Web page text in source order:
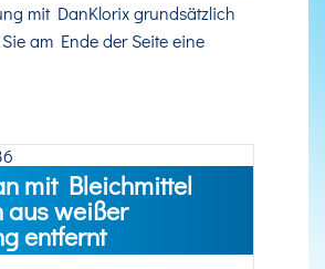
mit DanKlorix grundsätzlich
am Ende der Seite eine
mit Bleichmittel
aus weißer
entfernt